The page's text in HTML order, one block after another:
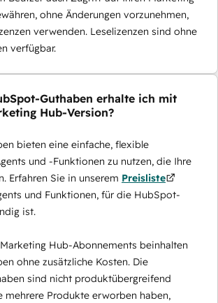
ohne Änderungen vorzunehmen,
verwenden. Leselizenzen sind ohne
verfügbar.
Guthaben erhalte ich mit
Hub-Version?
bieten eine einfache, flexible
und -Funktionen zu nutzen, die Ihre
Erfahren Sie in unserem Preisliste
und Funktionen, für die HubSpot-
ist.
Hub-Abonnements beinhalten
ohne zusätzliche Kosten. Die
sind nicht produktübergreifend
mehrere Produkte erworben haben,